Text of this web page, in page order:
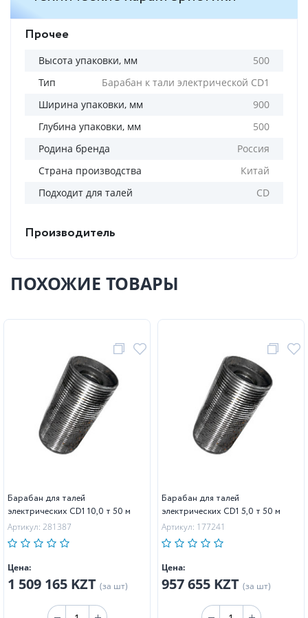
Прочее
Высота упаковки, мм
500
Тип
Барабан к тали электрической CD1
Ширина упаковки, мм
900
Глубина упаковки, мм
500
Родина бренда
Россия
Страна производства
Китай
Подходит для талей
CD
Производитель
ПОХОЖИЕ ТОВАРЫ
Барабан для талей
электрических CD1 10,0 т 50 м
Артикул: 281387
Цена:
1 509 165 KZT (за шт)
Барабан для талей
электрических CD1 5,0 т 50 м
Артикул: 177241
Цена:
957 655 KZT (за шт)